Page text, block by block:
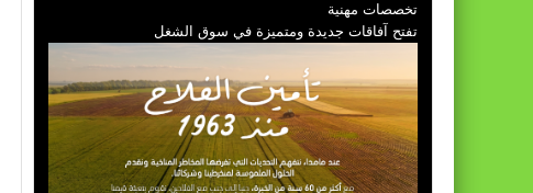
تخصصات مهنية
تفتح آفاقات جديدة ومتميزة في سوق الشغل